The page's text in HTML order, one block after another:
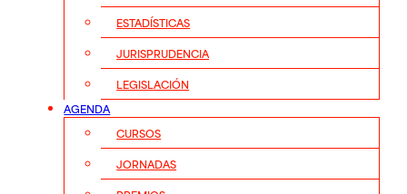
ESTADÍSTICAS
JURISPRUDENCIA
LEGISLACIÓN
AGENDA
CURSOS
JORNADAS